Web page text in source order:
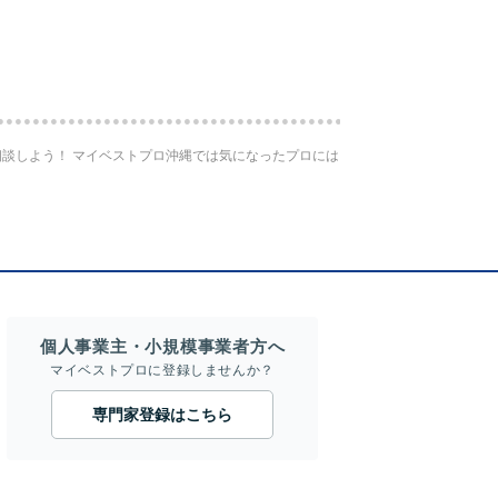
しよう！ マイベストプロ沖縄では気になったプロには
個人事業主・小規模事業者方へ
マイベストプロに登録しませんか？
専門家登録はこちら